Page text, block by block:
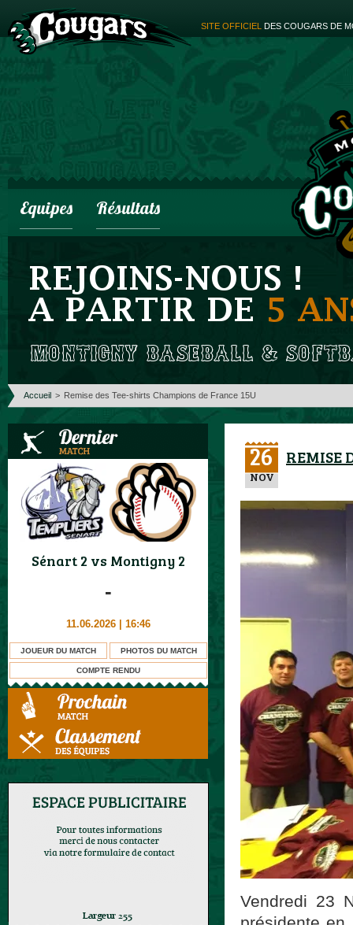
SITE OFFICIEL DES COUGARS DE
Equipes Résultats
Accueil > Remise des Tee-shirts Champions de France 15U
Sénart 2 vs Montigny 2
-
11.06.2026 | 16:46
JOUEUR DU MATCH PHOTOS DU MATCH
COMPTE RENDU
26
NOV
REMISE
Vendredi 23